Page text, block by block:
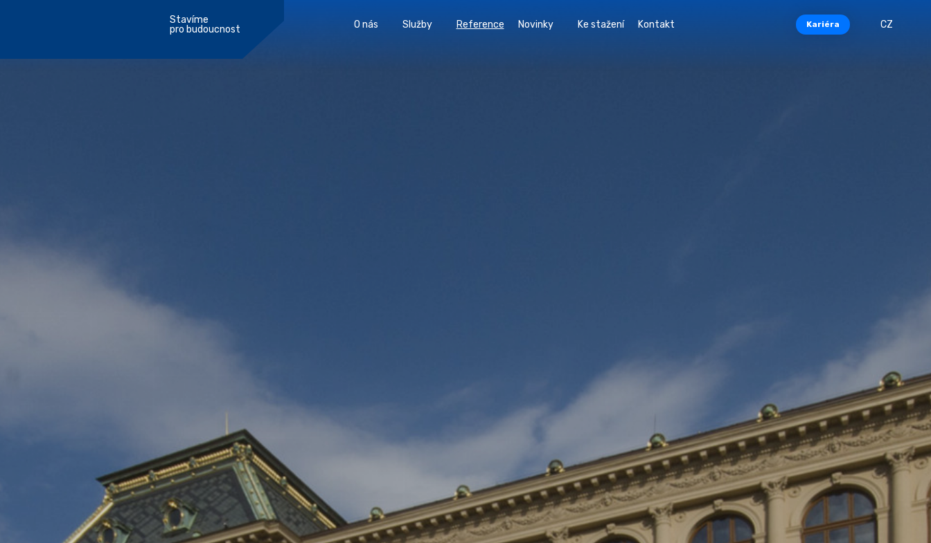
Stavíme
pro budoucnost
O nás Služby Reference Novinky Ke stažení Kontakt Kariéra CZ